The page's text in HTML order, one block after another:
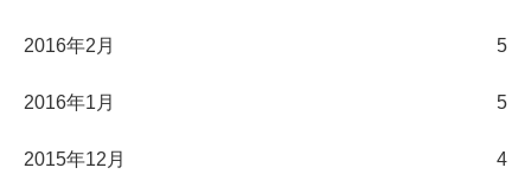
2016年2月 5
2016年1月 5
2015年12月 4